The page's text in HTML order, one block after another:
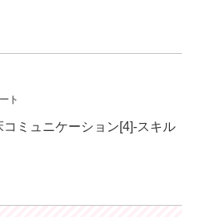
ト
ミュニケーション[4]-スキル